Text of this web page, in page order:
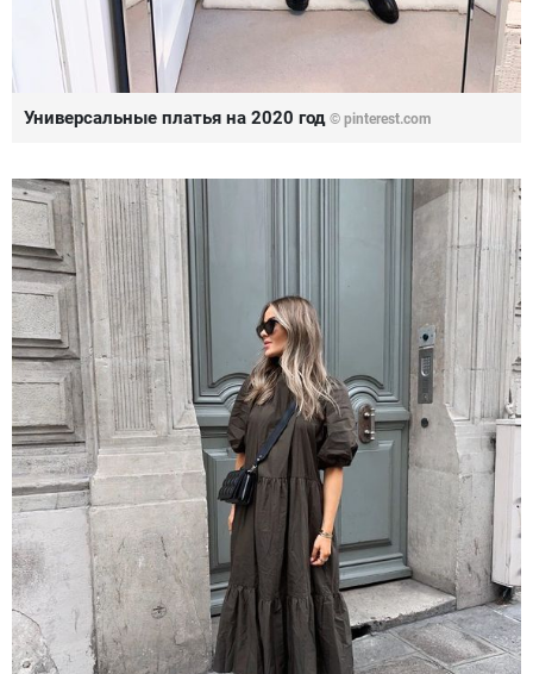
Универсальные платья на 2020 год © pinterest.com